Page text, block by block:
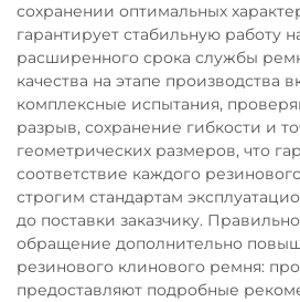
сохранении оптимальных
гарантирует стабильную работу
расширенного срока службы
качества на этапе производства
комплексные испытания,
разрыв, сохранение гибкости и
геометрических размеров, что
соответствие каждого
строгим стандартам
до поставки заказчику.
обращение дополнительно
резинового клинового ремня:
предоставляют подробные